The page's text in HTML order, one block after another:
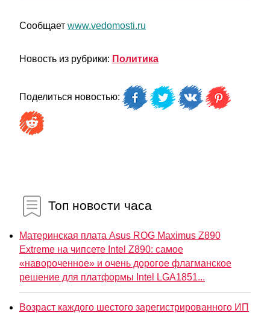
Сообщает www.vedomosti.ru
Новость из рубрики: Политика
Поделиться новостью:
Топ новости часа
Материнская плата Asus ROG Maximus Z890
Extreme на чипсете Intel Z890: самое
«навороченное» и очень дорогое флагманское
решение для платформы Intel LGA1851...
Возраст каждого шестого зарегистрированного ИП